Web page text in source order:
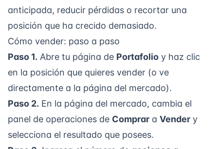
anticipada, reducir pérdidas o recortar una
posición que ha crecido demasiado.
Cómo vender: paso a paso
Paso 1. Abre tu página de Portafolio y haz clic
en la posición que quieres vender (o ve
directamente a la página del mercado).
Paso 2. En la página del mercado, cambia el
panel de operaciones de Comprar a Vender y
selecciona el resultado que posees.